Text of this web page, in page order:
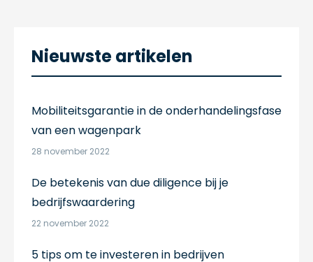
Nieuwste artikelen
Mobiliteitsgarantie in de onderhandelingsfase
van een wagenpark
28 november 2022
De betekenis van due diligence bij je
bedrijfswaardering
22 november 2022
5 tips om te investeren in bedrijven